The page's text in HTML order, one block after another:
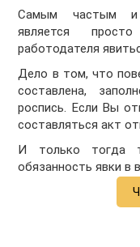
Самым частым и
является
работодателя
Дело в том, что
составлена,
роспись. Если Вы
составляться акт
И только тогда
обязанность явки в